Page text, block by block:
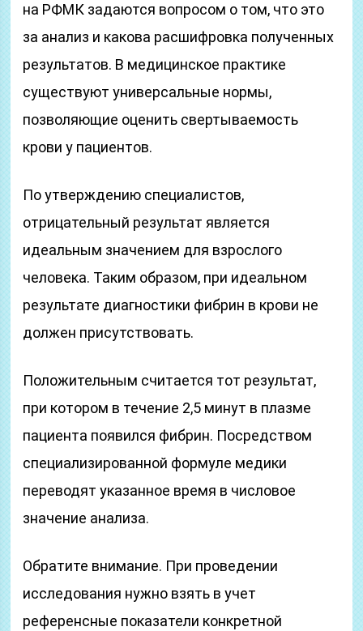
на РФМК задаются вопросом о том, что это
за анализ и какова расшифровка полученных
результатов. В медицинское практике
существуют универсальные нормы,
позволяющие оценить свертываемость
крови у пациентов.
По утверждению специалистов,
отрицательный результат является
идеальным значением для взрослого
человека. Таким образом, при идеальном
результате диагностики фибрин в крови не
должен присутствовать.
Положительным считается тот результат,
при котором в течение 2,5 минут в плазме
пациента появился фибрин. Посредством
специализированной формуле медики
переводят указанное время в числовое
значение анализа.
Обратите внимание. При проведении
исследования нужно взять в учет
референсные показатели конкретной